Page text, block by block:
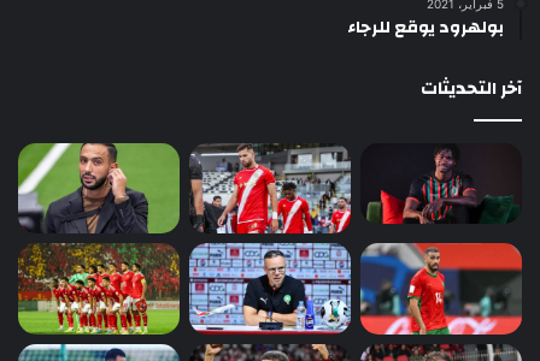
5 فبراير، 2021
بولهرود يوقع للرجاء
آخر التحديثات